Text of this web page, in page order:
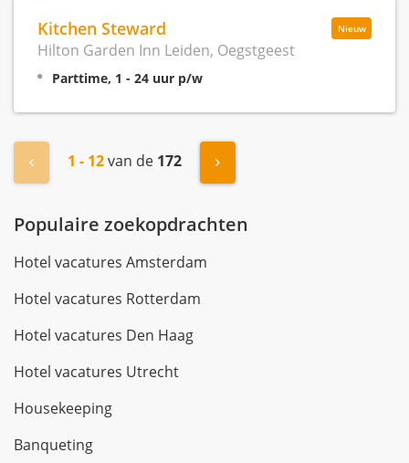
Nieuw
Kitchen Steward
Hilton Garden Inn Leiden, Oegstgeest
Parttime, 1 - 24 uur p/w
« Vorige1 - 12van de 172 Volgende »
Populaire zoekopdrachten
Hotel vacatures Amsterdam
Hotel vacatures Rotterdam
Hotel vacatures Den Haag
Hotel vacatures Utrecht
Housekeeping
Banqueting